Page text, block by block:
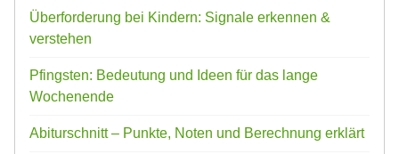
Überforderung bei Kindern: Signale erkennen &
verstehen
Pfingsten: Bedeutung und Ideen für das lange
Wochenende
Abiturschnitt – Punkte, Noten und Berechnung erklärt